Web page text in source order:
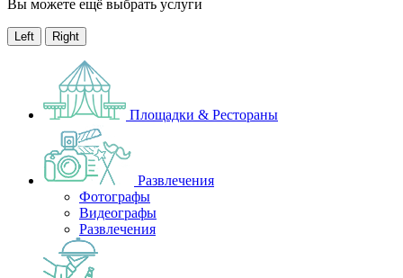
Вы можете ещё выбрать услуги
Left Right
Площадки & Рестораны
Развлечения
Фотографы
Видеографы
Развлечения